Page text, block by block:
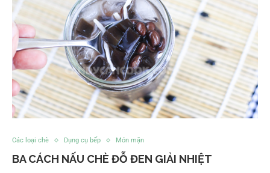
Các loại chè Dụng cụ bếp Món mặn
BA CÁCH NẤU CHÈ ĐỖ ĐEN GIẢI NHIỆT